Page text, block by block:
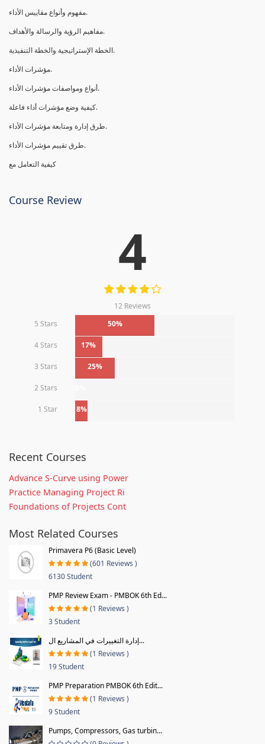
مفهوم وأنواع مقاييس الأداء.
مفاهيم الرؤية والرسالة والأهداف.
الخطة الإستراتيجية والخطة التنفيذية.
مؤشرات الأداء.
أنواع ومواصفات مؤشرات الأداء.
كيفية وضع مؤشرات أداء فاعلة.
طرق إدارة ومتابعة مؤشرات الأداء.
طرق تقييم مؤشرات الأداء.
كيفية التعامل مع
Course Review
4
12 Reviews
5 Stars
50%
4 Stars 17%
3 Stars 25%
2 Stars
1 Star 8%
Recent Courses
Advance S-Curve using Power
Practice Managing Project Ri
Foundations of Projects Cont
Most Related Courses
Primavera P6 (Basic Level)
(601 Reviews )
6130 Student
PMP Review Exam - PMBOK 6th Ed...
(1 Reviews )
3 Student
إدارة التغييرات في المشاريع ال...
(1 Reviews )
19 Student
PMP Preparation PMBOK 6th Edit...
(1 Reviews )
9 Student
Pumps, Compressors, Gas turbin...